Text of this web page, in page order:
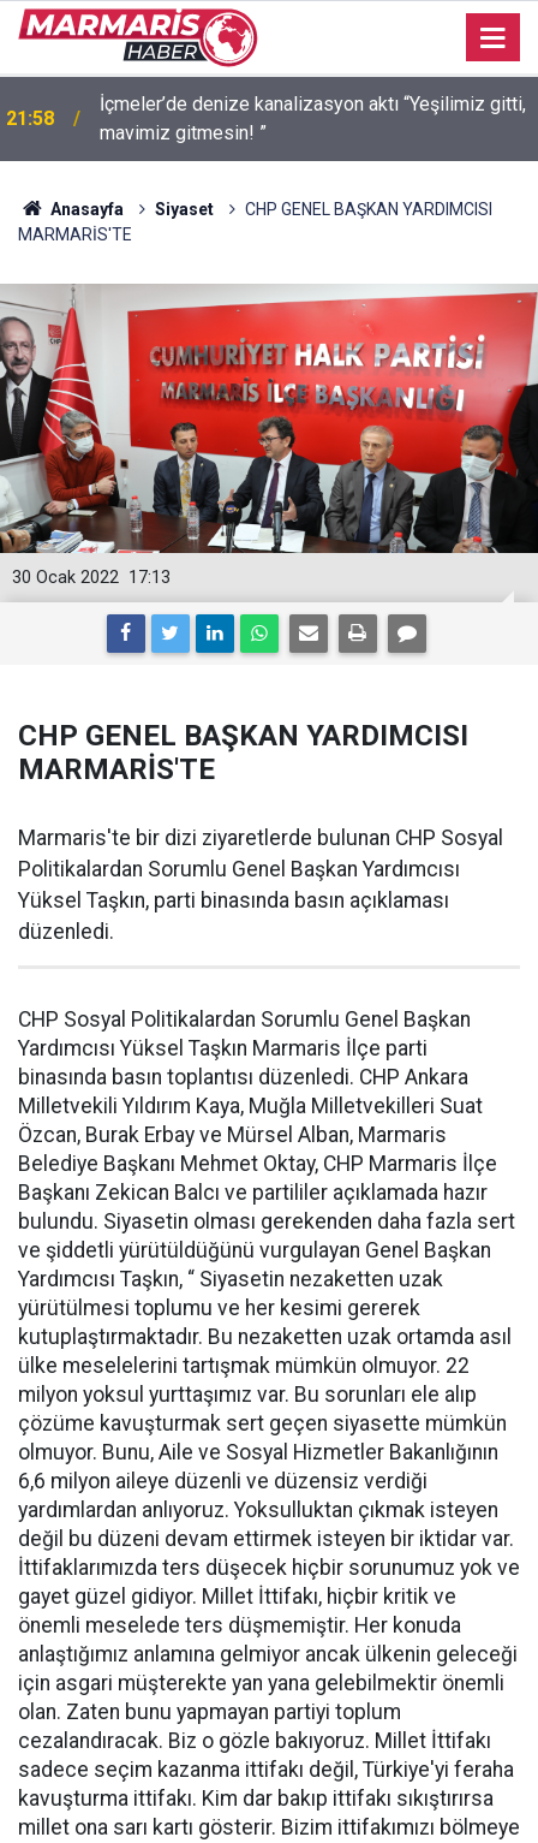
21:58
İçmeler’de denize kanalizasyon aktı “Yeşilimiz gitti,
mavimiz gitmesin! ”
Anasayfa Siyaset
CHP GENEL BAŞKAN YARDIMCISI
MARMARİS'TE
17:13
30 Ocak 2022
CHP GENEL BAŞKAN YARDIMCISI
MARMARİS'TE
Marmaris'te bir dizi ziyaretlerde bulunan CHP Sosyal
Politikalardan Sorumlu Genel Başkan Yardımcısı
Yüksel Taşkın, parti binasında basın açıklaması
düzenledi.
CHP Sosyal Politikalardan Sorumlu Genel Başkan
Yardımcısı Yüksel Taşkın Marmaris İlçe parti
binasında basın toplantısı düzenledi. CHP Ankara
Milletvekili Yıldırım Kaya, Muğla Milletvekilleri Suat
Özcan, Burak Erbay ve Mürsel Alban, Marmaris
Belediye Başkanı Mehmet Oktay, CHP Marmaris İlçe
Başkanı Zekican Balcı ve partililer açıklamada hazır
bulundu. Siyasetin olması gerekenden daha fazla sert
ve şiddetli yürütüldüğünü vurgulayan Genel Başkan
Yardımcısı Taşkın, “ Siyasetin nezaketten uzak
yürütülmesi toplumu ve her kesimi gererek
kutuplaştırmaktadır. Bu nezaketten uzak ortamda asıl
ülke meselelerini tartışmak mümkün olmuyor. 22
milyon yoksul yurttaşımız var. Bu sorunları ele alıp
çözüme kavuşturmak sert geçen siyasette mümkün
olmuyor. Bunu, Aile ve Sosyal Hizmetler Bakanlığının
6,6 milyon aileye düzenli ve düzensiz verdiği
yardımlardan anlıyoruz. Yoksulluktan çıkmak isteyen
değil bu düzeni devam ettirmek isteyen bir iktidar var.
İttifaklarımızda ters düşecek hiçbir sorunumuz yok ve
gayet güzel gidiyor. Millet İttifakı, hiçbir kritik ve
önemli meselede ters düşmemiştir. Her konuda
anlaştığımız anlamına gelmiyor ancak ülkenin geleceği
için asgari müşterekte yan yana gelebilmektir önemli
olan. Zaten bunu yapmayan partiyi toplum
cezalandıracak. Biz o gözle bakıyoruz. Millet İttifakı
sadece seçim kazanma ittifakı değil, Türkiye'yi feraha
kavuşturma ittifakı. Kim dar bakıp ittifakı sıkıştırırsa
millet ona sarı kartı gösterir. Bizim ittifakımızı bölmeye